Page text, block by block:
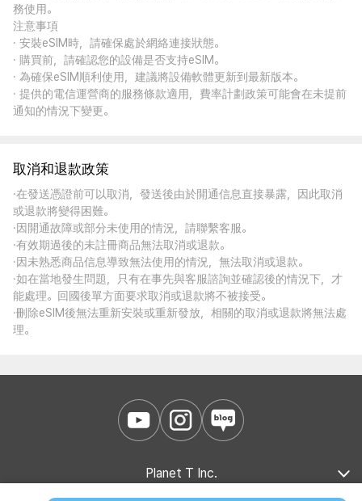
務使用。
注意事項
· 安裝eSIM時，請確保處於網絡連接狀態。
· 購買前，請確認您的設備是否支持eSIM。
· 為確保eSIM順利使用，建議將設備軟體更新到最新版本。
· 提供的電信運營商的服務條款適用，費率計劃政策可能會在未提前
通知的情況下變更。
取消和退款政策
·在發送憑證前可以取消，發送後由於開通信息直接暴露，因此取消
或退款將變得困難。
·因開通故障或部分未使用的情況，請聯繫客服。
·有效期過後的未註冊商品無法取消或退款。
·因未熟悉商品信息導致無法使用的情況，無法取消或退款。
·如在當地發生問題，只有在事先與客服諮詢並確認後的情況下，才
能處理。回國後單方面要求取消或退款將不被接受。
·刪除eSIM後無法重新安裝或重新發放，相關的取消或退款將無法處
理。
Planet T Inc.